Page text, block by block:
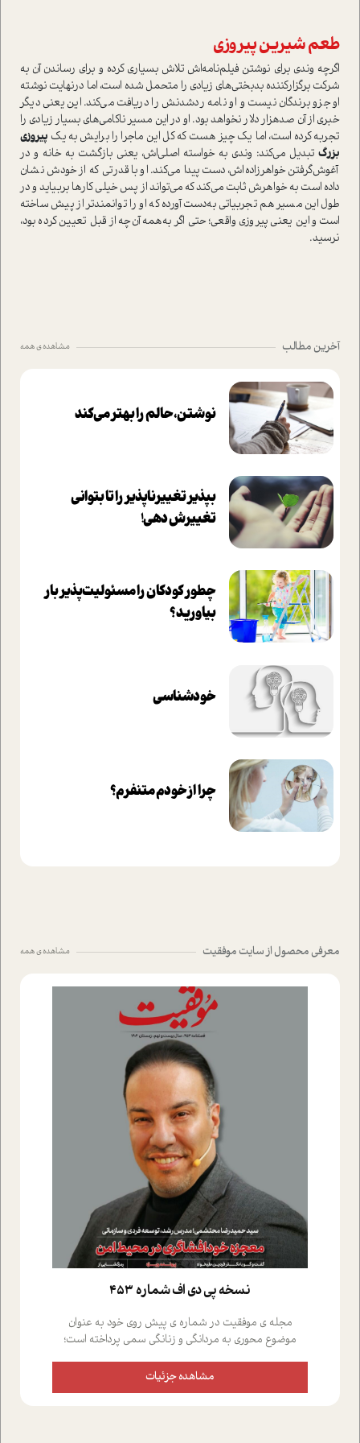
طعم شیرین پیروزی
اگرچه وندی برای نوشتن فیلم‌نامه‌اش تلاش بسیاری کرده و برای رساندن آن به
شرکت برگزارکننده بدبختی‌های زیادی را متحمل شده ا‌ست، اما در‌نهایت نوشته
او جزو برندگان نیست و او نامه رد‌شدنش را دریافت می‌کند. این یعنی دیگر
خبری از آن صدهزار دلار نخواهد بود. او در این مسیر ناکامی‌های بسیار زیادی را
تجربه کرده ا‌ست، اما یک چیز هست که کل این ماجرا را برایش به یک پیروزی
بزرگ تبدیل می‌کند: وندی به خوا‌سته اصلی‌اش، یعنی بازگشت به خانه و در
آغوش‌گرفتن خواهرزاده‌اش، دست پیدا می‌کند. او با قدرتی که از خودش نشان
داده ا‌ست به خواهرش ثابت می‌کند که می‌تواند از پس خیلی کارها بربیاید و در
طول این مسیر هم تجربیاتی به‌دست آورده که او را توانمندتر از پیش ساخته
ا‌ست و این یعنی پیروزی واقعی؛ حتی اگر به‌همه آن‌چه از قبل تعیین کرده بود،
نرسید.
آخرین مطالب مشاهده ی همه
نوشتن، حالم را بهتر می‌کند
بپذير تغييرناپذير را تا بتواني
تغييرش دهي!‏
چطور کودکان را مسئولیت‌پذیر بار
بیاورید؟
خودشناسی
چرا از خودم متنفرم؟
معرفی محصول از سایت موفقیت مشاهده ی همه
نسخه پي دي اف شماره 453
مجله ی موفقیت در شماره ی پیش روی خود به عنوان
موضوع محوری به مردانگی و زنانگی سمی پرداخته است؛
علیخواه، جامعه شناس در بخش های مختلف تلاش کرده ایم
از دریچه های گوناگون به این موضوع مهم بپردازیم.فصل
مشاهده جزئیات